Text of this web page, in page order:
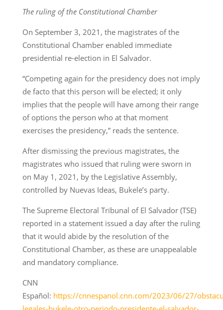
The ruling of the Constitutional Chamber
On September 3, 2021, the magistrates of the
Constitutional Chamber enabled immediate
presidential re-election in El Salvador.
“Competing again for the presidency does not imply
de facto that this person will be elected; it only
implies that the people will have among their range
of options the person who at that moment
exercises the presidency,” reads the sentence.
After dismissing the previous magistrates, the
magistrates who issued that ruling were sworn in
on May 1, 2021, by the Legislative Assembly,
controlled by Nuevas Ideas, Bukele’s party.
The Supreme Electoral Tribunal of El Salvador (TSE)
reported in a statement issued a day after the ruling
that it would abide by the resolution of the
Constitutional Chamber, as these are unappealable
and mandatory compliance.
CNN
Español: https://cnnespanol.cnn.com/2023/06/27/